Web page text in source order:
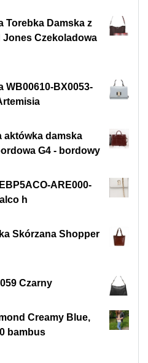
Torebka Damska z
Jones Czekoladowa
WB00610-BX0053-
aktówka damska
G4 - bordowy
ARE000-
h
Skórzana Shopper
Czarny
Creamy Blue,
bambus